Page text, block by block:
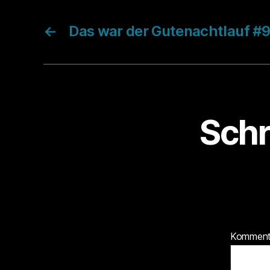
← Das war der Gutenachtlauf